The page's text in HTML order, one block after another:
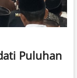
Puluhan